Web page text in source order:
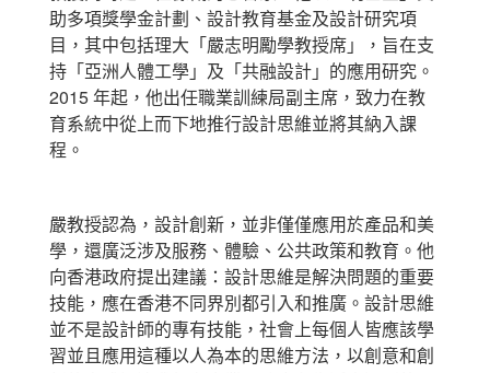
助多項獎學金計劃、設計教育基金及設計研究項
目，其中包括理大「嚴志明勵學教授席」，旨在支
持「亞洲人體工學」及「共融設計」的應用研究。
2015 年起，他出任職業訓練局副主席，致力在教
育系統中從上而下地推行設計思維並將其納入課
程。
嚴教授認為，設計創新，並非僅僅應用於產品和美
學，還廣泛涉及服務、體驗、公共政策和教育。他
向香港政府提出建議：設計思維是解決問題的重要
技能，應在香港不同界別都引入和推廣。設計思維
並不是設計師的專有技能，社會上每個人皆應該學
習並且應用這種以人為本的思維方法，以創意和創